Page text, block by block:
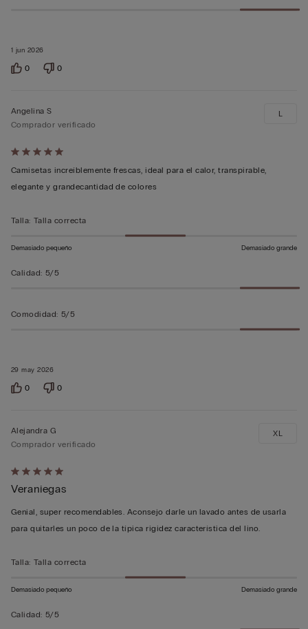
1 jun 2026
0 0
Calificación
de
5
5
29 may 2026
Angelina S
Comprador verificado
Camisetas increíblemente frescas, ideal para el calor, transpirable,
elegante y grandecantidad de colores
L
Talla: Talla correcta
Demasiado pequeño Demasiado grande
Calidad: 5/5
Comodidad: 5/5
0 0
Calificación
de
5
sobre
Alejandra G
Comprador verificado
Veraniegas
Genial, super recomendables. Aconsejo darle un lavado antes de usarla
para quitarles un poco de la típica rigidez característica del lino.
XL
Talla: Talla correcta
Demasiado pequeño Demasiado grande
Calidad: 5/5